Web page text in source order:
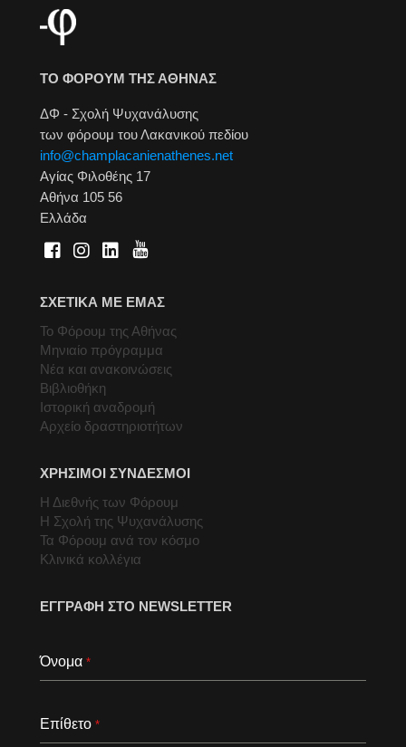
ΤΟ ΦΟΡΟΥΜ ΤΗΣ ΑΘΗΝΑΣ
ΔΦ - Σχολή Ψυχανάλυσης
των φόρουμ του Λακανικού πεδίου
info@champlacanienathenes.net
Αγίας Φιλοθέης 17
Αθήνα 105 56
Ελλάδα
ΣΧΕΤΙΚΑ ΜΕ ΕΜΑΣ
Το Φόρουμ της Αθήνας
Μηνιαίο πρόγραμμα
Νέα και ανακοινώσεις
Βιβλιοθήκη
Ιστορική αναδρομή
Αρχείο δραστηριοτήτων
ΧΡΗΣΙΜΟΙ ΣΥΝΔΕΣΜΟΙ
Η Διεθνής των Φόρουμ
Η Σχολή της Ψυχανάλυσης
Τα Φόρουμ ανά τον κόσμο
Κλινικά κολλέγια
ΕΓΓΡΑΦΗ ΣΤΟ NEWSLETTER
Όνομα *
Επίθετο *